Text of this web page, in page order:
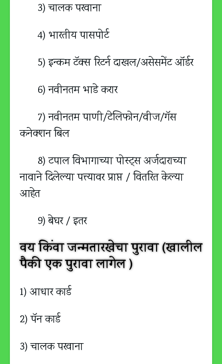
3) चालक परवाना
4) भारतीय पासपोर्ट
5) इन्कम टॅक्स रिटर्न दाखल/असेसमेंट ऑर्डर
6) नवीनतम भाडे करार
7) नवीनतम पाणी/टेलिफोन/वीज/गॅस
कनेक्शन बिल
8) टपाल विभागाच्या पोस्ट्स अर्जदाराच्या
नावाने दिलेल्या पत्त्यावर प्राप्त / वितरित केल्या
आहेत
9) बेघर / इतर
वय किंवा जन्मतारखेचा पुरावा (खालील
पैकी एक पुरावा लागेल )
1) आधार कार्ड
2) पॅन कार्ड
3) चालक परवाना